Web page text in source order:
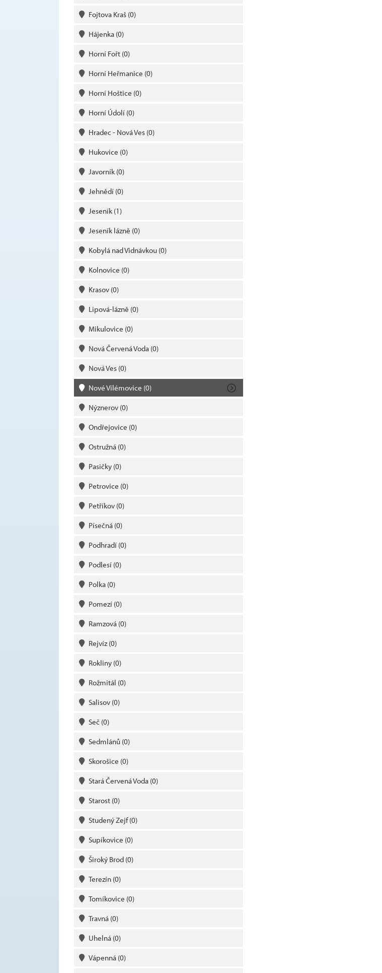
Fojtova Kraš (0)
Hájenka (0)
Horní Fořt (0)
Horní Heřmanice (0)
Horní Hoštice (0)
Horní Údolí (0)
Hradec - Nová Ves (0)
Hukovice (0)
Javorník (0)
Jehnědí (0)
Jeseník (1)
Jeseník lázně (0)
Kobylá nad Vidnávkou (0)
Kolnovice (0)
Krasov (0)
Lipová-lázně (0)
Mikulovice (0)
Nová Červená Voda (0)
Nová Ves (0)
Nové Vilémovice (0)
Nýznerov (0)
Ondřejovice (0)
Ostružná (0)
Pasičky (0)
Petrovice (0)
Petříkov (0)
Písečná (0)
Podhradí (0)
Podlesí (0)
Polka (0)
Pomezí (0)
Ramzová (0)
Rejvíz(0)
Rokliny (0)
Rožmitál (0)
Salisov (0)
Seč (0)
Sedmlánů (0)
Skorošice (0)
Stará Červená Voda (0)
Starost (0)
Studený Zejf(0)
Supíkovice (0)
Široký Brod (0)
Terezín (0)
Tomíkovice (0)
Travná (0)
Uhelná (0)
Vápenná (0)